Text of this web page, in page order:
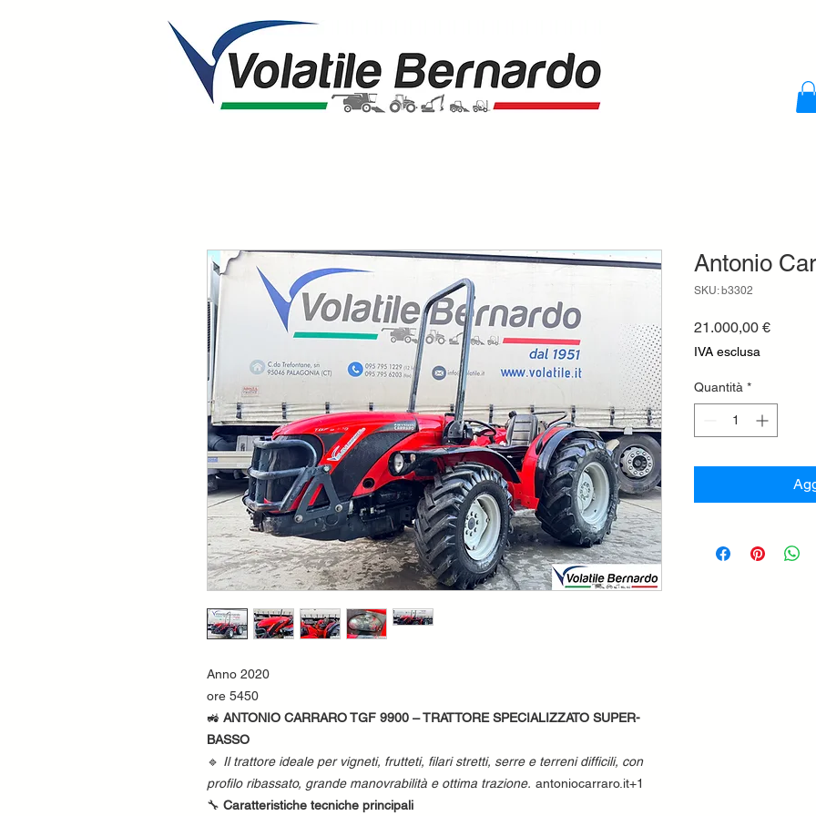
Anno 2020
ore 5450
🚜 ANTONIO CARRARO TGF 9900 – TRATTORE SPECIALIZZATO SUPER-
BASSO
🔹 Il trattore ideale per vigneti, frutteti, filari stretti, serre e terreni difficili, con
profilo ribassato, grande manovrabilità e ottima trazione. antoniocarraro.it+1
🔧 Caratteristiche tecniche principali
Antonio
SKU: b3302
21.000,00 €Prezzo
IVA esclusa
Quantità *